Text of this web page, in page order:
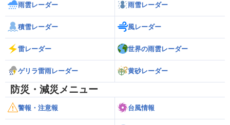
雨雲レーダー 雨雪レーダー
積雪レーダー 風レーダー
雷レーダー 世界の雨雲レーダー
ゲリラ雷雨レーダー 黄砂レーダー
防災・減災メニュー
警報・注意報 台風情報